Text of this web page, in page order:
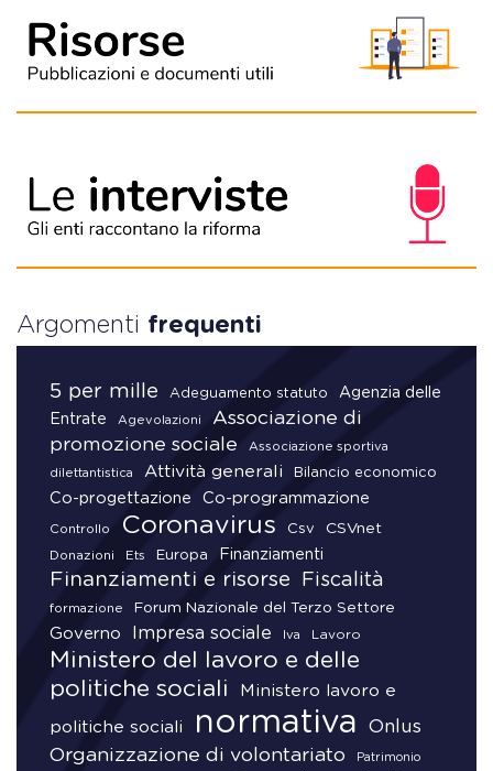
Argomenti frequenti
5 per mille Adeguamento statuto
Agenzia delle
Entrate
Agevolazioni
Associazione di
promozione sociale
Associazione sportiva
dilettantistica Attività generali Bilancio economico
Co-progettazione Co-programmazione
Controllo Coronavirus Csv CSVnet
Donazioni Ets Europa Finanziamenti
Finanziamenti e risorse Fiscalità
formazione Forum Nazionale del Terzo Settore
Governo Impresa sociale Iva Lavoro
Ministero del lavoro e delle
politiche sociali
Ministero lavoro e
politiche sociali normativa Onlus
Organizzazione di volontariato Patrimonio